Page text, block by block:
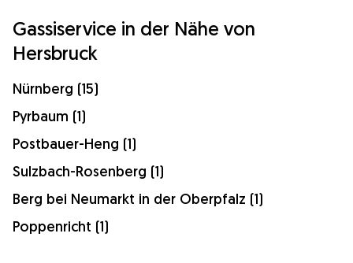
Gassiservice in der Nähe von
Hersbruck
Nürnberg (15)
Pyrbaum (1)
Postbauer-Heng (1)
Sulzbach-Rosenberg (1)
Berg bei Neumarkt in der Oberpfalz (1)
Poppenricht (1)